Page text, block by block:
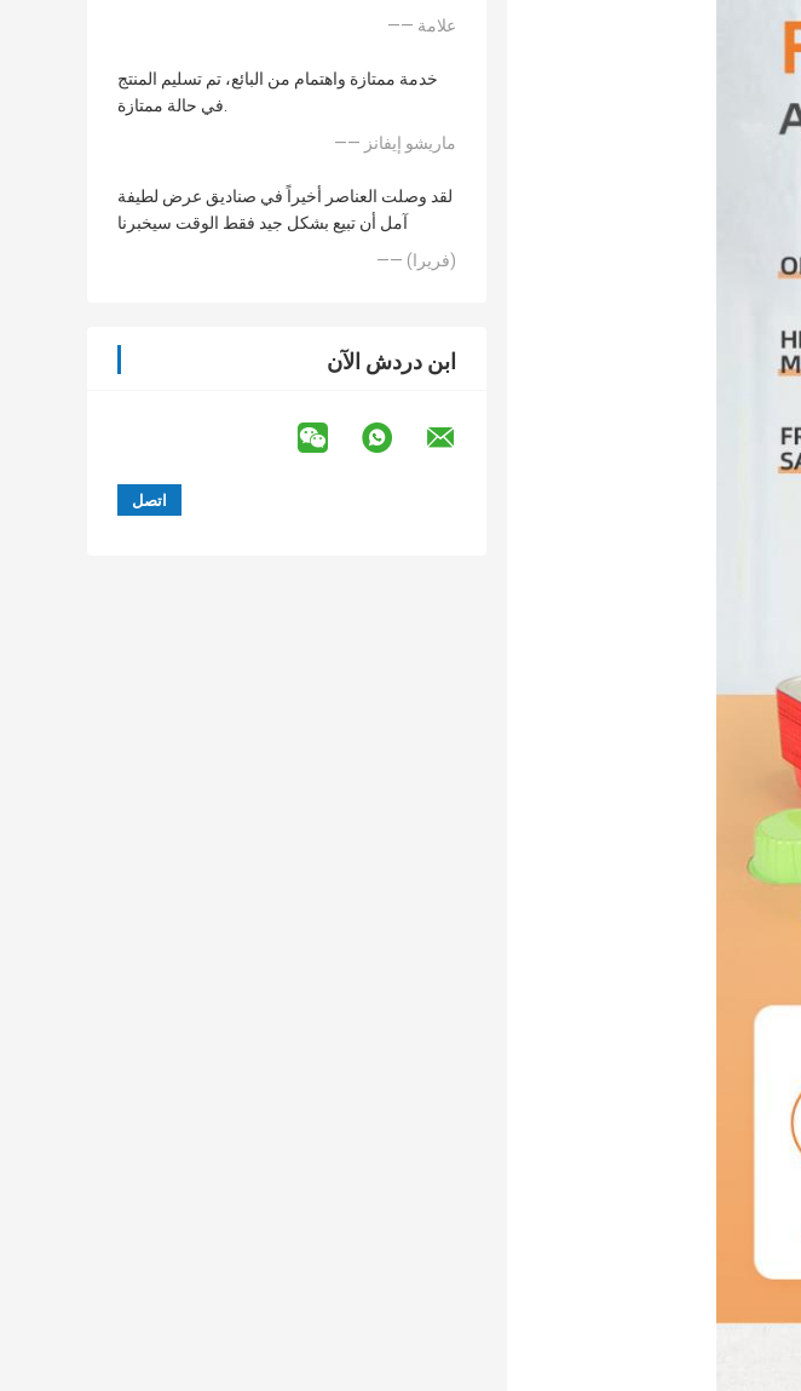
—— علامة
خدمة ممتازة واهتمام من البائع، تم تسليم المنتج
في حالة ممتازة.
—— ماريشو إيفانز
لقد وصلت العناصر أخيراً في صناديق عرض لطيفة
آمل أن تبيع بشكل جيد فقط الوقت سيخبرنا
—— (فريرا)
ابن دردش الآن